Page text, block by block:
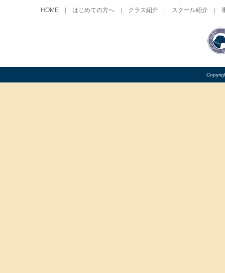
HOME| はじめての方へ| クラス紹介| スクール紹介|